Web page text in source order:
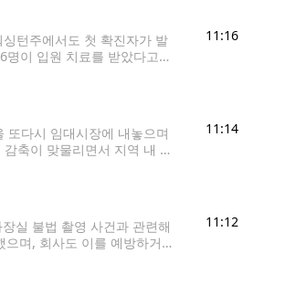
턴주에서도 첫 확진자가 발
명이 입원 치료를 받았다고
11:16
다시 임대시장에 내놓으며
축이 맞물리면서 지역 내 부
11:14
실 불법 촬영 사건과 관련해
며, 회사도 이를 예방하거
11:12